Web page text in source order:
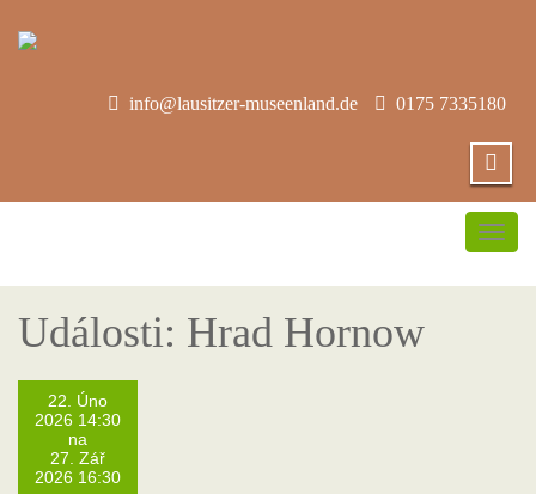
info@lausitzer-museenland.de 0175 7335180
Události: Hrad Hornow
22. Úno
2026 14:30
na
27. Zář
2026 16:30